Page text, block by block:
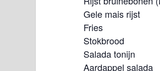
Gele mais rijst
Fries
Stokbrood
Salada tonijn
Aardappel salada